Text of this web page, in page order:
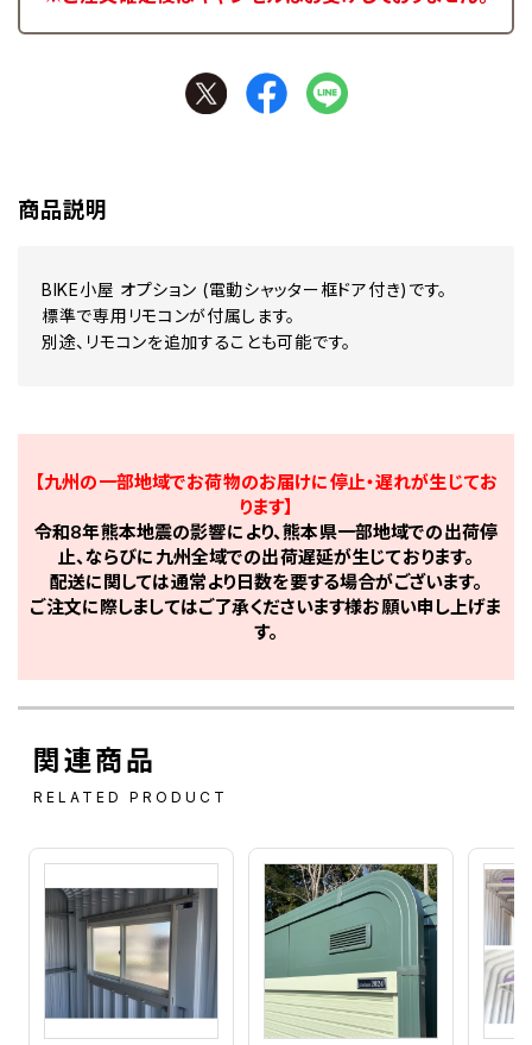
商品説明
BIKE小屋 オプション (電動シャッター框ドア付き)です。
標準で専用リモコンが付属します。
別途、リモコンを追加することも可能です。
【九州の一部地域でお荷物のお届けに停止・遅れが生じてお
ります】
令和8年熊本地震の影響により、熊本県一部地域での出荷停
止、ならびに九州全域での出荷遅延が生じております。
配送に関しては通常より日数を要する場合がございます。
ご注文に際しましてはご了承くださいます様お願い申し上げま
す。
関連商品
RELATED PRODUCT